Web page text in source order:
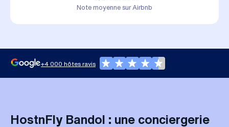
Note moyenne sur Airbnb
+4 000 hôtes ravis
HostnFly Bandol : une conciergerie